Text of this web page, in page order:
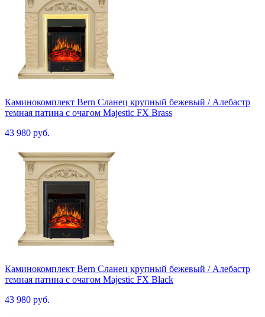
Каминокомплект Bern Сланец крупный бежевый / Алебастр
темная патина с очагом Majestic FX Brass
43 980 руб.
Каминокомплект Bern Сланец крупный бежевый / Алебастр
темная патина с очагом Majestic FX Black
43 980 руб.